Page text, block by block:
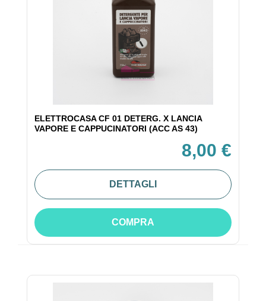
ELETTROCASA CF 01 DETERG. X LANCIA
VAPORE E CAPPUCINATORI (ACC AS 43)
8,00 €
DETTAGLI
COMPRA